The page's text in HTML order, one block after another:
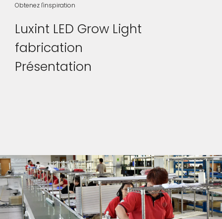
Obtenez l'inspiration
Luxint LED Grow Light
fabrication
Présentation